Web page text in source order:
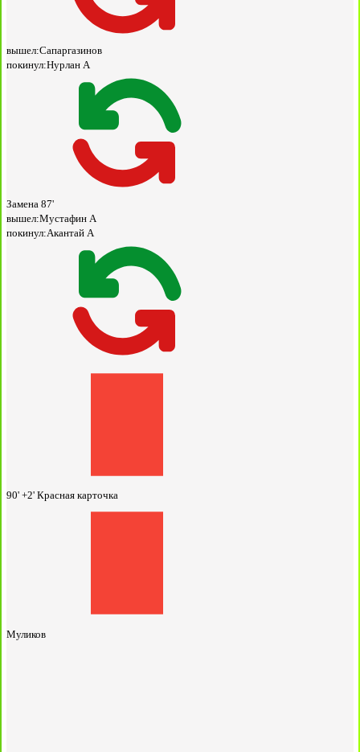
вышел:Сапаргазинов
покинул:Нурлан А
Замена 87'
вышел:Мустафин А
покинул:Акантай А
90' +2' Красная карточка
Муликов